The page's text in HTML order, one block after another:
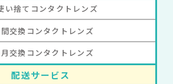
い捨てコンタクトレンズ
交換コンタクトレンズ
交換コンタクトレンズ
配送サービス